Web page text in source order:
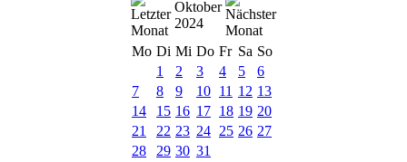
Oktober
2024
Mo Di Mi Do Fr Sa So
1
2 3 4 5
6
7
8 9 10 11 12 13
14
15 16 17 18 19 20
21
22 23 24 25 26 27
28
29 30 31